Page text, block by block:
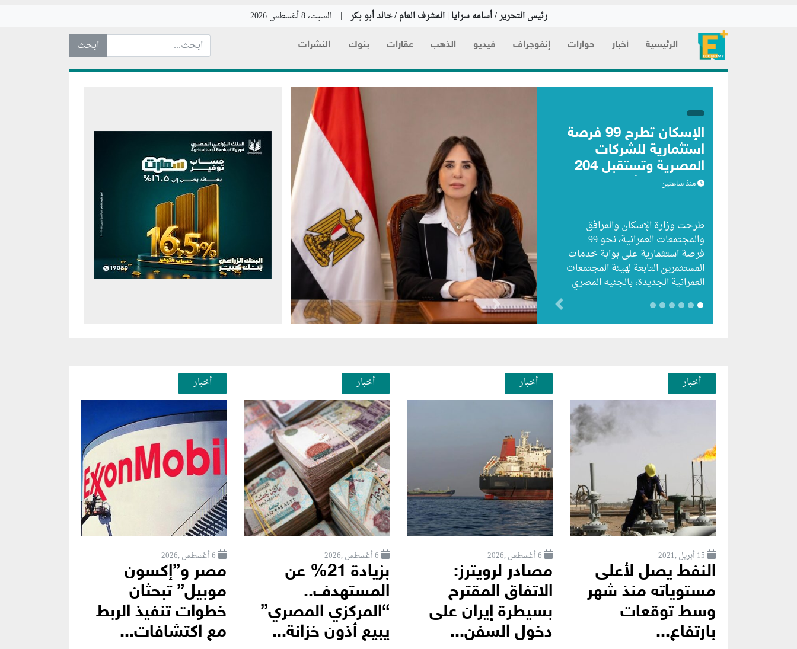
رئيس التحرير / أسامه سرايا | المشرف العام / خالد أبو بكر | السبت، 8 أغسطس 2026
الرئيسية أخبار حوارات إنفوجراف فيديو الذهب عقارات بنوك النشرات ابحث عن... :
الإسكان تطرح 99 فرصة
استثمارية للشركات
المصرية وتستقبل 204
طلبات من شركات
منذ ساعتين
طرحت وزارة الإسكان والمرافق
والمجتمعات العمرانية، نحو 99
فرصة استثمارية على بوابة خدمات
المستثمرين التابعة لهيئة المجتمعات
العمرانية الجديدة، بالجنيه المصري
أغسطس الحالي، واستقبلت الهيئة…
Previous
Next
أخبار
15 أبريل ,2021
النفط يصل لأعلى
مستوياته منذ شهر
وسط توقعات
بارتفاع...
أخبار
6 أغسطس ,2026
مصادر لرويترز:
الاتفاق المقترح
بسيطرة إيران على
دخول السفن...
أخبار
6 أغسطس ,2026
بزيادة 21% عن
المستهدف..
“المركزي المصري”
يبيع أذون خزانة...
أخبار
6 أغسطس ,2026
مصر و”إكسون
موبيل” تبحثان
خطوات تنفيذ الربط
مع اكتشافات...